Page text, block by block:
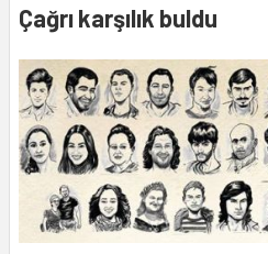
Çağrı karşılık buldu